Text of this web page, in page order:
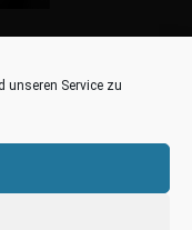
unseren Service zu